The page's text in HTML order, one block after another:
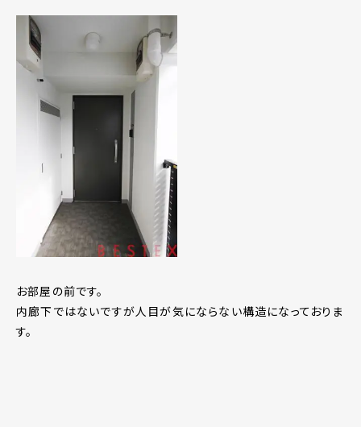
お部屋の前です。
内廊下ではないですが人目が気にならない構造になっておりま
す。